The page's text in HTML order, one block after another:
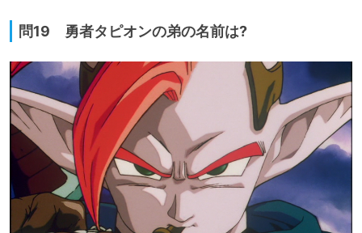
問19 勇者タピオンの弟の名前は?